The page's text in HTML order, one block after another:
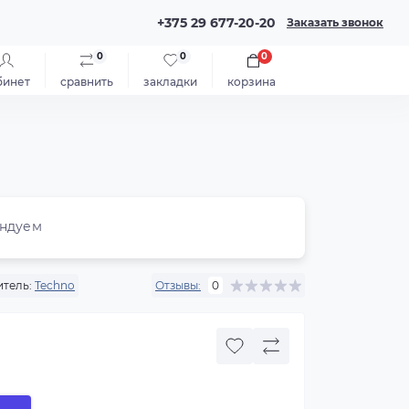
+375 29 677-20-20 Заказать звонок
сравнить
0
закладки
0
корзина
0
Techno Отзывы: 0